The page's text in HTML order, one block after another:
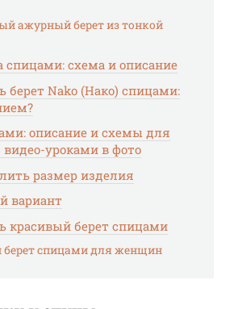
ажурный берет из тонкой
спицами: схема и описание
берет Nako (Нако) спицами:
описание и схемы для
уроками в фото
размер изделия
вариант
красивый берет спицами
берет спицами для женщин